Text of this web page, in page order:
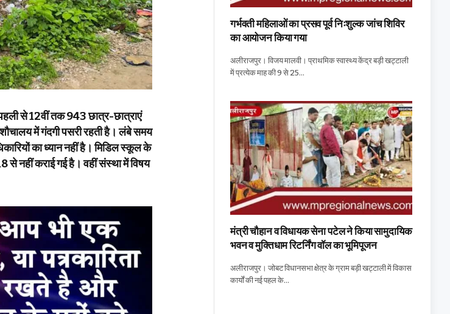
से 12वीं तक 943 छात्र-छात्राएं
में गंदगी पसरी रहती है। लंबे समय
का ध्यान नहीं है। मिडिल स्कूल के
से नहीं कराई गई है। वहीं संस्था में विषय
गर्भवती महिलाओं का प्रसव पूर्व निःशुल्क जांच शिविर
का आयोजन किया गया
अलीराजपुर। विजय मालवी। प्राथमिक स्वास्थ्य केंद्र बड़ी खट्टाली
में प्रत्येक माह की 9 से 25…
मंत्री चौहान व विधायक सेना पटेल ने किया सामुदायिक
भवन व मुक्तिधाम रिटर्निंग वॉल का भूमिपूजन
अलीराजपुर। जोबट विधानसभा क्षेत्र के ग्राम बड़ी खट्टाली में विकास
कार्यों की नई पहल के…